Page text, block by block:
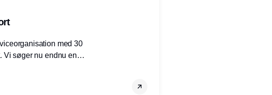
med 30
Vi søger nu endnu en